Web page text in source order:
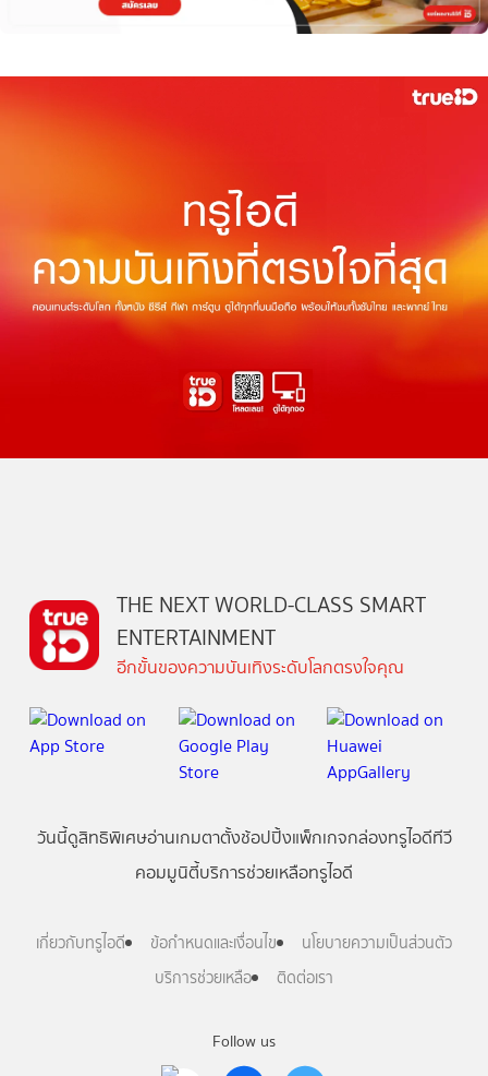
Follow us
THE NEXT WORLD-CLASS SMART
ENTERTAINMENT
อีกขั้นของความบันเทิงระดับโลกตรงใจคุณ
วันนี้ดูสิทธิพิเศษอ่านเกมตาตั้งช้อปปิ้งแพ็กเกจกล่องทรูไอดีทีวี
คอมมูนิตี้บริการช่วยเหลือทรูไอดี
เกี่ยวกับทรูไอดี ข้อกำหนดและเงื่อนไข
นโยบายความเป็นส่วนตัว
บริการช่วยเหลือ
ติดต่อเรา